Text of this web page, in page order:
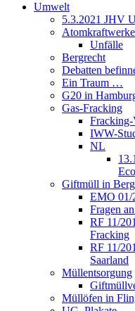
Umwelt
5.3.2021 JHV
Atomkraftwerke
Unfälle
Bergrecht
Debatten
Ein Traum …
G20 in
Gas-Fracking
Fracking-
IWW-
NL
Giftmüll in
EMO 01/
Fragen
RF 11/
Fracking
RF 11/
Saarland
Müllentsorgung
Müllöfen in